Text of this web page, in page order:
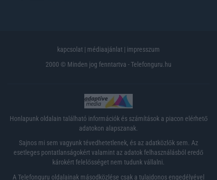
kapcsolat | médiaajánlat | impresszum
2000 © Minden jog fenntartva - Telefonguru.hu
Honlapunk oldalain található információk és számítások a piacon elérhető
adatokon alapszanak.
Sajnos mi sem vagyunk tévedhetetlenek, és az adatközlők sem. Az
esetleges pontatlanságokért valamint az adatok felhasználásból eredő
károkért felelősséget nem tudunk vállalni.
A Telefonguru oldalainak másodközlése csak a tulajdonos engedélyével